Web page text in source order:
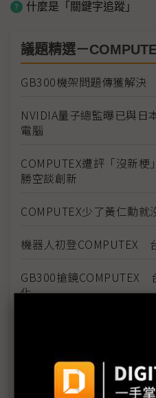
什麼是「關鍵字追蹤」
議題精選－
GB300機架問題傳獲解決
NVIDIA量子總監曝已與
電腦
COMPUTEX遭評「沒新
勝空談創新
COMPUTEX少了黃仁勳
機器人初登COMPUTEX
GB300搶鏡COMPUTEX
化
《不具名消息》EP17：
展的Showgirl呢？